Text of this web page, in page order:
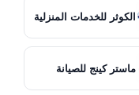
الكوثر للخدمات المنزلية
ماستر كينج للصيانة